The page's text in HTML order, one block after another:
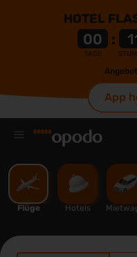
HOTEL
00
TAGE
:
App
%
Flüge Hotels